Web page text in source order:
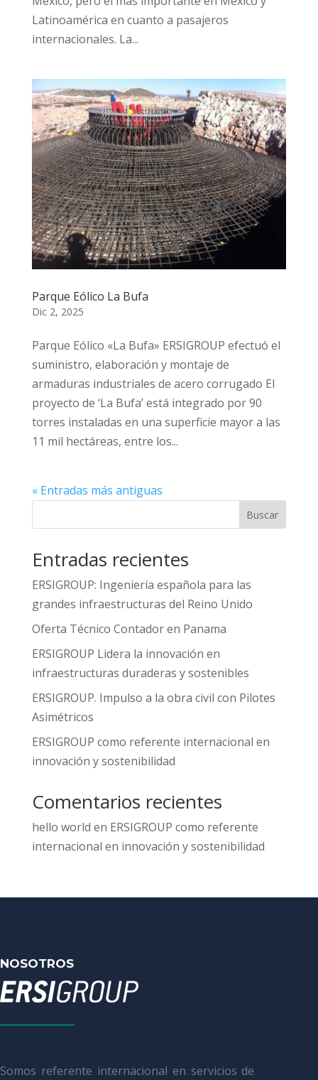
Latinoamérica en cuanto a pasajeros
internacionales. La...
Parque Eólico La Bufa
Dic 2, 2025
Parque Eólico «La Bufa» ERSIGROUP efectuó el
suministro, elaboración y montaje de
armaduras industriales de acero corrugado El
proyecto de ‘La Bufa’ está integrado por 90
torres instaladas en una superficie mayor a las
11 mil hectáreas, entre los...
« Entradas más antiguas
Buscar
Entradas recientes
ERSIGROUP: Ingeniería española para las
grandes infraestructuras del Reino Unido
Oferta Técnico Contador en Panama
ERSIGROUP Lidera la innovación en
infraestructuras duraderas y sostenibles
ERSIGROUP. Impulso a la obra civil con Pilotes
Asimétricos
ERSIGROUP como referente internacional en
innovación y sostenibilidad
Comentarios recientes
hello world en ERSIGROUP como referente
internacional en innovación y sostenibilidad
NOSOTROS
Somos referente internacional en servicios de